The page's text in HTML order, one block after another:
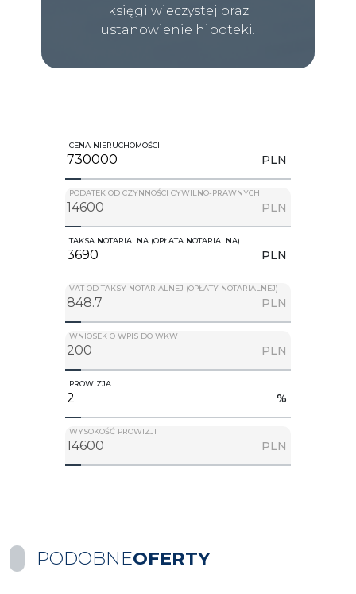
księgi wieczystej oraz
ustanowienie hipoteki.
CENA NIERUCHOMOŚCI
PLN
PODATEK OD CZYNNOŚCI CYWILNO-PRAWNYCH
PLN
TAKSA NOTARIALNA (OPŁATA NOTARIALNA)
PLN
VAT OD TAKSY NOTARIALNEJ (OPŁATY NOTARIALNEJ)
PLN
WNIOSEK O WPIS DO WKW
PLN
PROWIZJA
%
WYSOKOŚĆ PROWIZJI
PLN
PODOBNEOFERTY